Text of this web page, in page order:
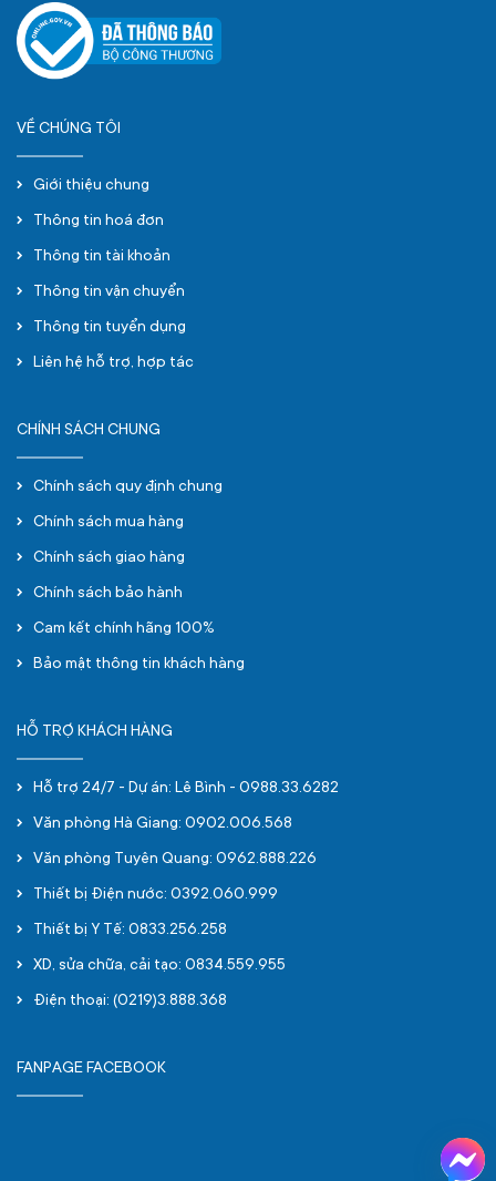
VỀ CHÚNG TÔI
Giới thiệu chung
Thông tin hoá đơn
Thông tin tài khoản
Thông tin vận chuyển
Thông tin tuyển dụng
Liên hệ hỗ trợ, hợp tác
CHÍNH SÁCH CHUNG
Chính sách quy định chung
Chính sách mua hàng
Chính sách giao hàng
Chính sách bảo hành
Cam kết chính hãng 100%
Bảo mật thông tin khách hàng
HỖ TRỢ KHÁCH HÀNG
Hỗ trợ 24/7 - Dự án: Lê Bình - 0988.33.6282
Văn phòng Hà Giang: 0902.006.568
Văn phòng Tuyên Quang: 0962.888.226
Thiết bị Điện nước: 0392.060.999
Thiết bị Y Tế: 0833.256.258
XD, sửa chữa, cải tạo: 0834.559.955
Điện thoại: (0219)3.888.368
FANPAGE FACEBOOK